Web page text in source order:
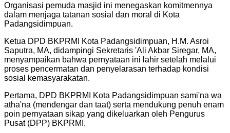
Organisasi pemuda masjid ini menegaskan komitmennya
dalam menjaga tatanan sosial dan moral di Kota
Padangsidimpuan.
​Ketua DPD BKPRMI Kota Padangsidimpuan, H.M. Asroi
Saputra, MA, didampingi Sekretaris 'Ali Akbar Siregar, MA,
menyampaikan bahwa pernyataan ini lahir setelah melalui
proses pencermatan dan penyelarasan terhadap kondisi
sosial kemasyarakatan.
Pertama, DPD BKPRMI Kota Padangsidimpuan sami'na wa
atha'na (mendengar dan taat) serta mendukung penuh enam
poin pernyataan sikap yang dikeluarkan oleh Pengurus
Pusat (DPP) BKPRMI.